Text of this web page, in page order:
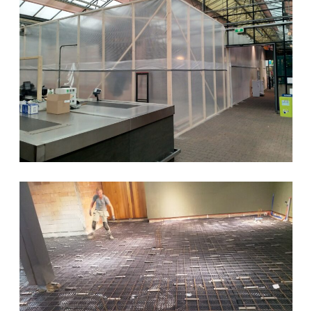
deel klinkerbestrating verwijderd en daarvoor in de
plaats is een monolitsch afgewerkte betonvloer
gekomen. Deze is onderheid met stalen buispalen.
Wij hebben de wanden, koven en plafonds
gemaakt. Afscherming met de bloemshop en
servicebalie is gerealiseerd door middel van
stalen kozijnen.